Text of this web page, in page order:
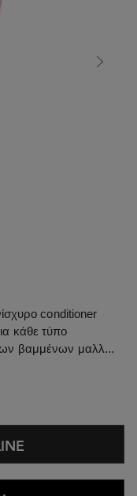
conditioner
κάθε τύπο
βαμμένων μαλλ...